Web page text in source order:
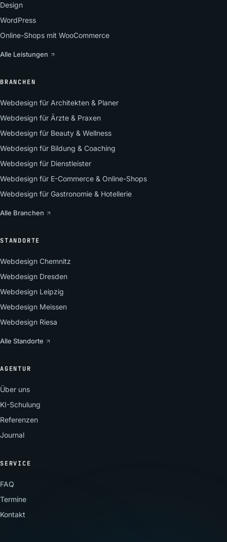
Design
WordPress
Online-Shops mit WooCommerce
Alle Leistungen
BRANCHEN
Webdesign für Architekten & Planer
Webdesign für Ärzte & Praxen
Webdesign für Beauty & Wellness
Webdesign für Bildung & Coaching
Webdesign für Dienstleister
Webdesign für E-Commerce & Online-Shops
Webdesign für Gastronomie & Hotellerie
Alle Branchen
STANDORTE
Webdesign Chemnitz
Webdesign Dresden
Webdesign Leipzig
Webdesign Meissen
Webdesign Riesa
Alle Standorte
AGENTUR
Über uns
KI-Schulung
Referenzen
Journal
SERVICE
FAQ
Termine
Kontakt